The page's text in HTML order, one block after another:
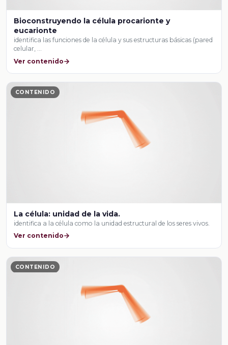
Bioconstruyendo la célula procarionte y
eucarionte
identifica las funciones de la célula y sus estructuras básicas (pared
celular, …
Ver contenido
CONTENIDO
La célula: unidad de la vida.
identifica a la célula como la unidad estructural de los seres vivos.
Ver contenido
CONTENIDO